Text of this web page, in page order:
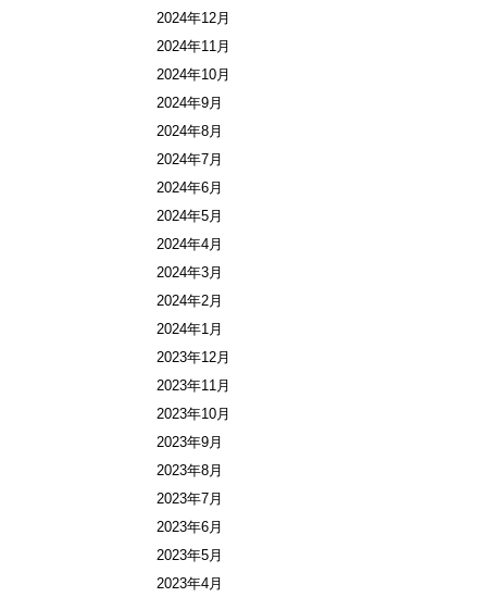
2024年12月
2024年11月
2024年10月
2024年9月
2024年8月
2024年7月
2024年6月
2024年5月
2024年4月
2024年3月
2024年2月
2024年1月
2023年12月
2023年11月
2023年10月
2023年9月
2023年8月
2023年7月
2023年6月
2023年5月
2023年4月